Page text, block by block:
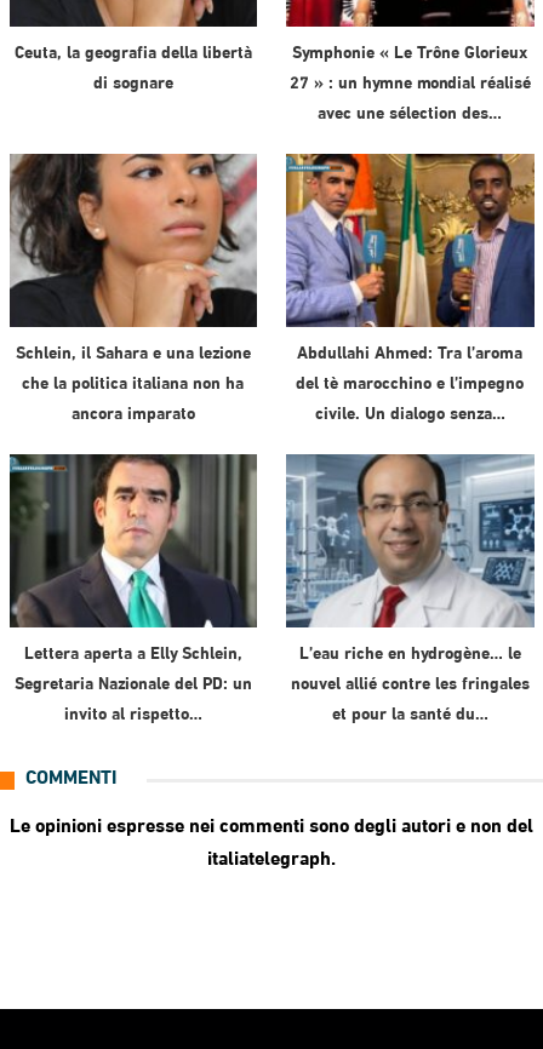
Ceuta, la geografia della libertà
di sognare
Symphonie « Le Trône Glorieux
27 » : un hymne mondial réalisé
avec une sélection des…
Schlein, il Sahara e una lezione
che la politica italiana non ha
ancora imparato
Abdullahi Ahmed: Tra l’aroma
del tè marocchino e l’impegno
civile. Un dialogo senza…
Lettera aperta a Elly Schlein,
Segretaria Nazionale del PD: un
invito al rispetto…
L’eau riche en hydrogène… le
nouvel allié contre les fringales
et pour la santé du…
COMMENTI
Le opinioni espresse nei commenti sono degli autori e non del
italiatelegraph.